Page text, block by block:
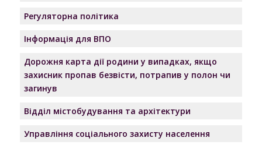
Регуляторна політика
Інформація для ВПО
Дорожня карта дії родини у випадках, якщо
захисник пропав безвісти, потрапив у полон чи
загинув
Відділ містобудування та архітектури
Управління соціального захисту населення